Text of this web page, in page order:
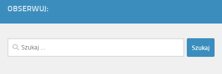
OBSERWUJ:
Szukaj: